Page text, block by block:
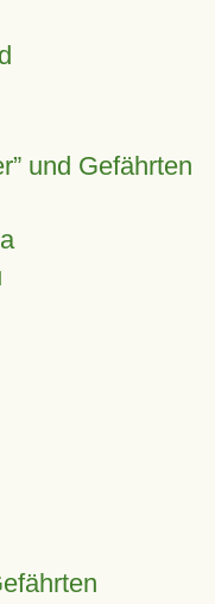
und Gefährten